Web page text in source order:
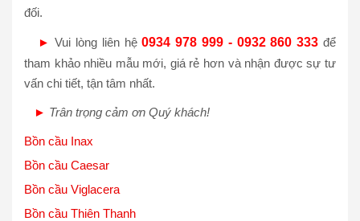
đối.
►Vui lòng liên hệ0934 978 999 - 0932 860 333 để
tham khảo nhiều mẫu mới, giá rẻ hơn và nhận được sự tư
vấn chi tiết, tận tâm nhất.
► Trân trọng cảm ơn Quý khách!
Bồn cầu Inax
Bồn cầu Caesar
Bồn cầu Viglacera
Bồn cầu Thiên Thanh